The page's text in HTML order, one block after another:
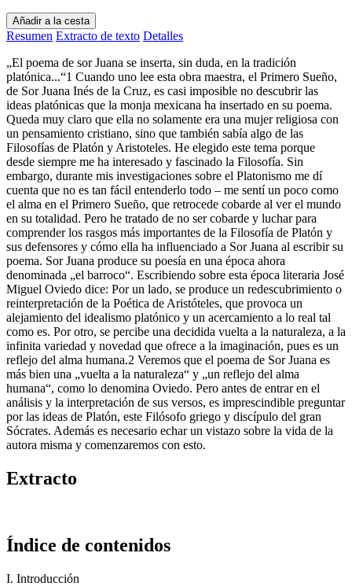
Añadir a la cesta
Resumen Extracto de texto Detalles
„El poema de sor Juana se inserta, sin duda, en la tradición
platónica...“1 Cuando uno lee esta obra maestra, el Primero Sueño,
de Sor Juana Inés de la Cruz, es casi imposible no descubrir las
ideas platónicas que la monja mexicana ha insertado en su poema.
Queda muy claro que ella no solamente era una mujer religiosa con
un pensamiento cristiano, sino que también sabía algo de las
Filosofías de Platón y Aristoteles. He elegido este tema porque
desde siempre me ha interesado y fascinado la Filosofía. Sin
embargo, durante mis investigaciones sobre el Platonismo me dí
cuenta que no es tan fácil entenderlo todo – me sentí un poco como
el alma en el Primero Sueño, que retrocede cobarde al ver el mundo
en su totalidad. Pero he tratado de no ser cobarde y luchar para
comprender los rasgos más importantes de la Filosofía de Platón y
sus defensores y cómo ella ha influenciado a Sor Juana al escribir su
poema. Sor Juana produce su poesía en una época ahora
denominada „el barroco“. Escribiendo sobre esta época literaria José
Miguel Oviedo dice: Por un lado, se produce un redescubrimiento o
reinterpretación de la Poética de Aristóteles, que provoca un
alejamiento del idealismo platónico y un acercamiento a lo real tal
como es. Por otro, se percibe una decidida vuelta a la naturaleza, a la
infinita variedad y novedad que ofrece a la imaginación, pues es un
reflejo del alma humana.2 Veremos que el poema de Sor Juana es
más bien una „vuelta a la naturaleza“ y „un reflejo del alma
humana“, como lo denomina Oviedo. Pero antes de entrar en el
análisis y la interpretación de sus versos, es imprescindible preguntar
por las ideas de Platón, este Filósofo griego y discípulo del gran
Sócrates. Además es necesario echar un vistazo sobre la vida de la
autora misma y comenzaremos con esto.
Extracto
Índice de contenidos
I. Introducción